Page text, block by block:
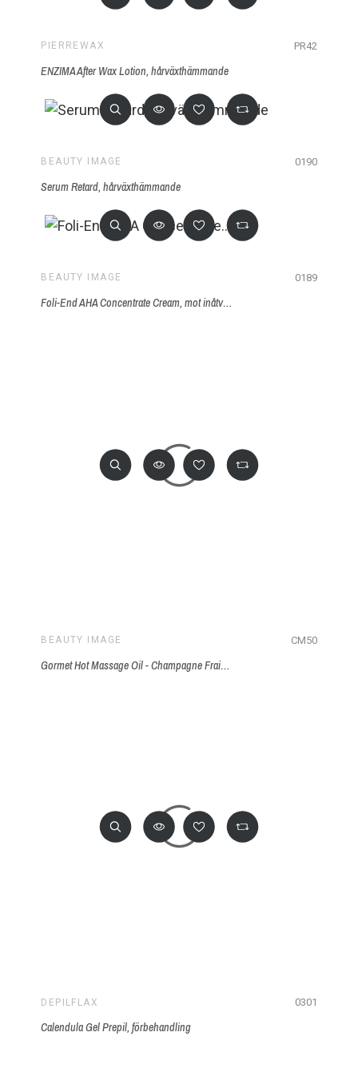
PIERREWAX PR42
ENZIMA After Wax Lotion, hårväxthämmande
BEAUTY IMAGE 0190
Serum Retard, hårväxthämmande
BEAUTY IMAGE 0189
Foli-End AHA Concentrate Cream, mot inåtväxta hårstrå
BEAUTY IMAGE CM50
Gormet Hot Massage Oil - Champagne Fraises
DEPILFLAX 0301
Calendula Gel Prepil, förbehandling